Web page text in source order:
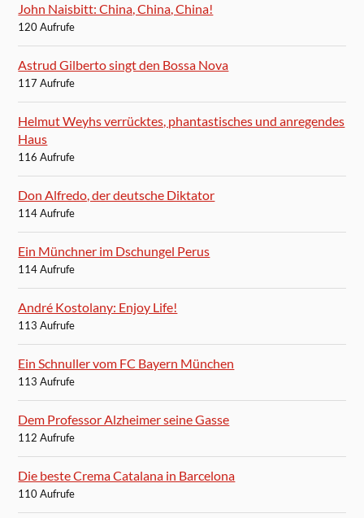
John Naisbitt: China, China, China!
120 Aufrufe
Astrud Gilberto singt den Bossa Nova
117 Aufrufe
Helmut Weyhs verrücktes, phantastisches und anregendes
Haus
116 Aufrufe
Don Alfredo, der deutsche Diktator
114 Aufrufe
Ein Münchner im Dschungel Perus
114 Aufrufe
André Kostolany: Enjoy Life!
113 Aufrufe
Ein Schnuller vom FC Bayern München
113 Aufrufe
Dem Professor Alzheimer seine Gasse
112 Aufrufe
Die beste Crema Catalana in Barcelona
110 Aufrufe